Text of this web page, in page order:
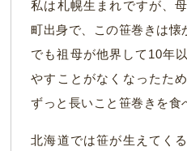
私は札幌生まれですが、
町出身で、この笹巻きは懐
でも祖母が他界して10年
やすことがなくなったた
ずっと長いこと笹巻きを食
北海道では笹が生えてく